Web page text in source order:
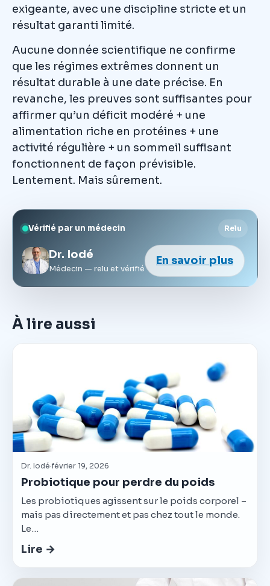
exigeante, avec une discipline stricte et un
résultat garanti limité.
Aucune donnée scientifique ne confirme
que les régimes extrêmes donnent un
résultat durable à une date précise. En
revanche, les preuves sont suffisantes pour
affirmer qu’un déficit modéré + une
alimentation riche en protéines + une
activité régulière + un sommeil suffisant
fonctionnent de façon prévisible.
Lentement. Mais sûrement.
Vérifié par un médecin Relu
Dr. Iodé
Médecin — relu et vérifié
En savoir plus
À lire aussi
Dr. Iodé·février 19, 2026
Probiotique pour perdre du poids
Les probiotiques agissent sur le poids corporel –
mais pas directement et pas chez tout le monde.
Le…
Lire →